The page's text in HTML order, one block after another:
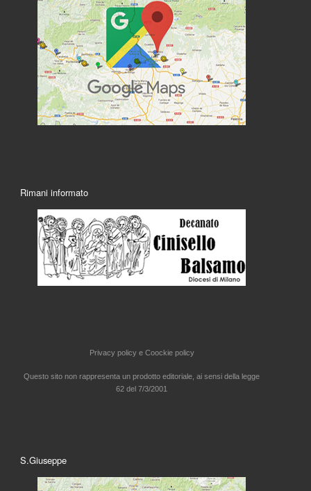
Rimani informato
Privacy policy e Coockie policy
Questo sito non rappresenta un prodotto editoriale, ai sensi della legge
62 del 7/3/2001
S.Giuseppe